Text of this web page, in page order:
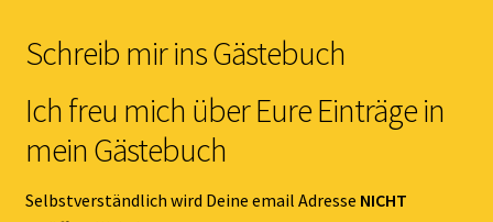
Kernöl Pepi
Übers Kernöl
Schreib mir ins Gästebuch
Ich freu mich über Eure Einträge in
mein Gästebuch
Selbstverständlich wird Deine email Adresse NICHT